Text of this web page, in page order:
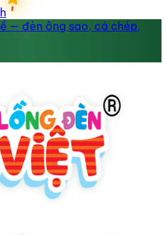
— đèn ông sao, cá chép,